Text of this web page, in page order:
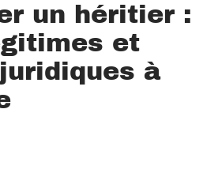
un héritier :
et
à